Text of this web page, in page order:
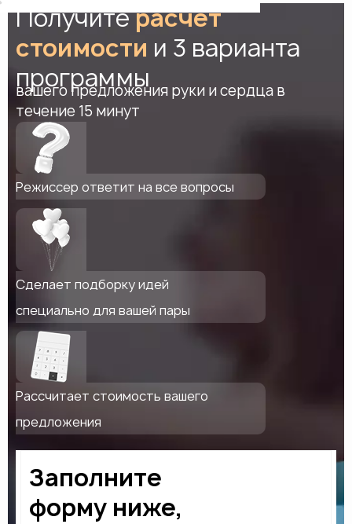
Получитерасчет
стоимости и 3 варианта
программы
вашего предложения руки и сердца в
течение 15 минут
Режиссер ответит на все вопросы
Сделает подборку идей
специально для вашей пары
Рассчитает стоимость вашего
предложения
Заполните
форму ниже,